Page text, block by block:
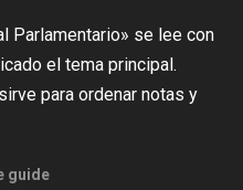
Parlamentario» se lee con
el tema principal.
para ordenar notas y
guide